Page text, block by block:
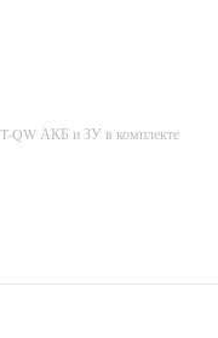
QW АКБ и ЗУ в комплекте